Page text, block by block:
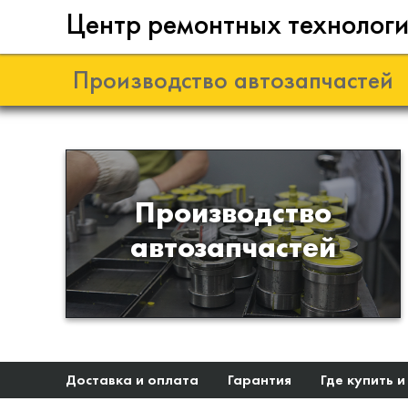
Центр ремонтных
Производство автозапчастей
Производство
автозапчастей
Разработка и
производство деталей из
эластомеров для подвески
автомобиля
Доставка и оплата Гарантия Где купить